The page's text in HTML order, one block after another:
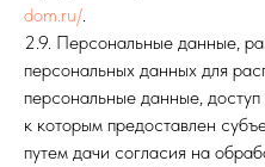
dom.ru/.
2.9. Персональные данные,
персональных данных для
персональные данные,
к которым предоставлен
путем дачи согласия на